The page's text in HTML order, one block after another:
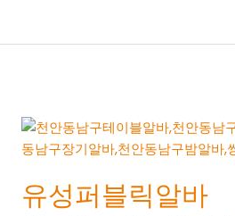
유성퍼블릭알바